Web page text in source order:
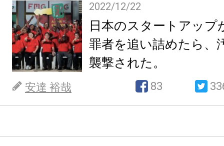
2022/12/22
日本のスタートアップ
罪者を追い詰めたら、
襲撃された。
安達 裕哉 83